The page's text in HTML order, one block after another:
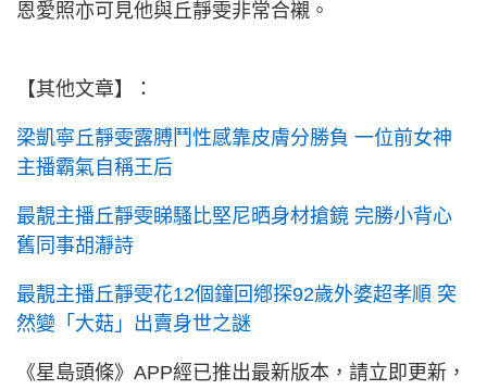
恩愛照亦可見他與丘靜雯非常合襯。
【其他文章】：
梁凱寧丘靜雯露膊鬥性感靠皮膚分勝負 一位前女神
主播霸氣自稱王后
最靚主播丘靜雯睇騷比堅尼晒身材搶鏡 完勝小背心
舊同事胡瀞詩
最靚主播丘靜雯花12個鐘回鄕探92歲外婆超孝順 突
然變「大菇」出賣身世之謎
《星島頭條》APP經已推出最新版本，請立即更新，